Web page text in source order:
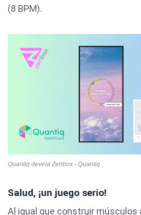
(8 BPM).
Quantiq devela Zenbox - Quantiq
Salud, ¡un juego serio!
Al igual que construir músculos